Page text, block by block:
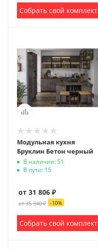
Собрать свой комплект
Модульная кухня
Бруклин Бетон черный
В наличии: 51
В пути: 15
от 31 806 ₽
от 35 340 ₽ -10%
Собрать свой комплект